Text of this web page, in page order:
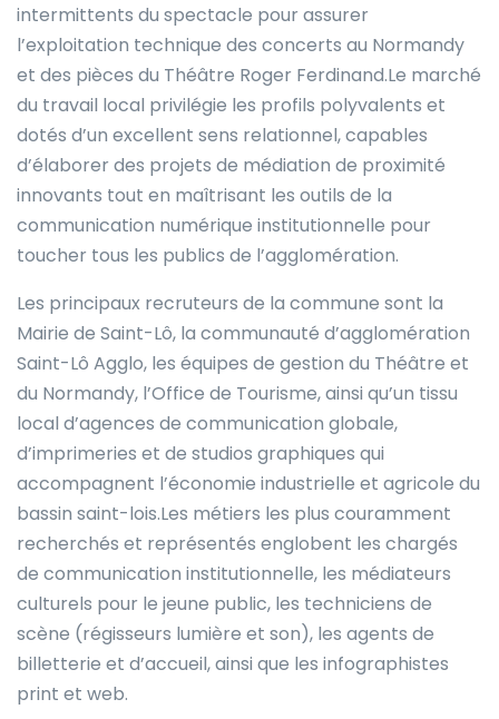
intermittents du spectacle pour assurer
l’exploitation technique des concerts au Normandy
et des pièces du Théâtre Roger Ferdinand.Le marché
du travail local privilégie les profils polyvalents et
dotés d’un excellent sens relationnel, capables
d’élaborer des projets de médiation de proximité
innovants tout en maîtrisant les outils de la
communication numérique institutionnelle pour
toucher tous les publics de l’agglomération.
Les principaux recruteurs de la commune sont la
Mairie de Saint-Lô, la communauté d’agglomération
Saint-Lô Agglo, les équipes de gestion du Théâtre et
du Normandy, l’Office de Tourisme, ainsi qu’un tissu
local d’agences de communication globale,
d’imprimeries et de studios graphiques qui
accompagnent l’économie industrielle et agricole du
bassin saint-lois.Les métiers les plus couramment
recherchés et représentés englobent les chargés
de communication institutionnelle, les médiateurs
culturels pour le jeune public, les techniciens de
scène (régisseurs lumière et son), les agents de
billetterie et d’accueil, ainsi que les infographistes
print et web.